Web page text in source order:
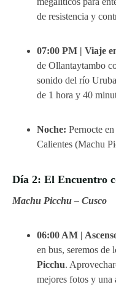
de resistencia y
07:00 PM | Viaje
de Ollantaytambo
sonido del río
de 1 hora y 40
Noche: Pernocte
Calientes (Machu
Día 2: El Encuentro
Machu Picchu – Cusco
06:00 AM |
en bus, seremos de
Picchu.
mejores fotos y una